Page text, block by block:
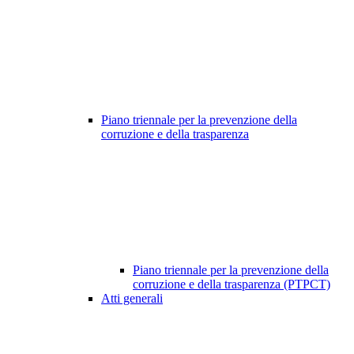
Piano triennale per la prevenzione della
corruzione e della trasparenza
Piano triennale per la prevenzione della
corruzione e della trasparenza (PTPCT)
Atti generali